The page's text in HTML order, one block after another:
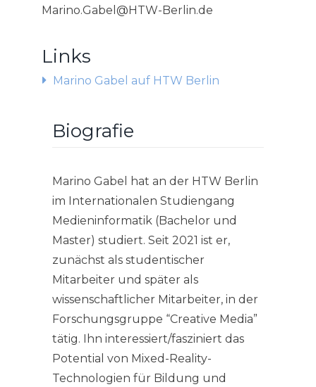
Marino.Gabel@HTW-Berlin.de
Links
Marino Gabel auf HTW Berlin
Biografie
Marino Gabel hat an der HTW Berlin
im Internationalen Studiengang
Medieninformatik (Bachelor und
Master) studiert. Seit 2021 ist er,
zunächst als studentischer
Mitarbeiter und später als
wissenschaftlicher Mitarbeiter, in der
Forschungsgruppe “Creative Media”
tätig. Ihn interessiert/fasziniert das
Potential von Mixed-Reality-
Technologien für Bildung und